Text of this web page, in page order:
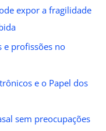
expor a fragilidade
e profissões no
e o Papel dos
sem preocupações